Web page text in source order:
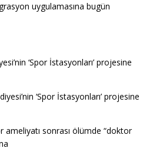
uygulamasına bugün
‘Spor İstasyonları’ projesine
‘Spor İstasyonları’ projesine
ameliyatı sonrası ölümde “doktor